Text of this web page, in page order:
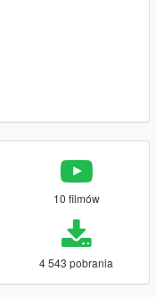
10 filmów
4 543 pobrania